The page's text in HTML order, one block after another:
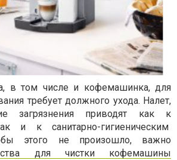
в том числе и кофемашинка, для
требует должного ухода. Налет,
загрязнения приводят как к
и к санитарно-гигиеническим
этого не произошло, важно
для чистки кофемашины